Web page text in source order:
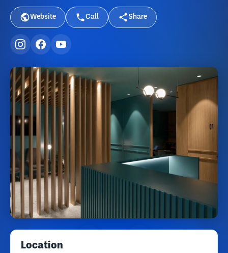
Website Call Share
Location